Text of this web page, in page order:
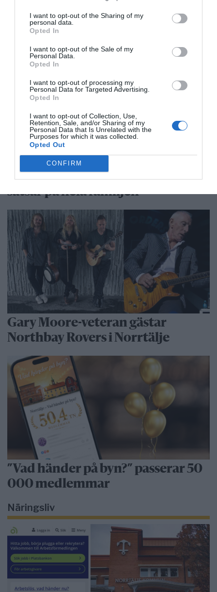
I want to opt-out of the Sharing of my
personal data.
Opted In
I want to opt-out of the Sale of my
Personal Data.
Opted In
I want to opt-out of processing my
Personal Data for Targeted Advertising.
Opted In
I want to opt-out of Collection, Use,
Retention, Sale, and/or Sharing of my
Personal Data that Is Unrelated with the
Purposes for which it was collected.
Opted Out
CONFIRM
Robert Beronius
Kultur/Nöje
Punkfestivalen Byskvaller växer –
satsar på hela familjen
Gary Moore-veteran gästar
Northbay Rovers i Norrtälje
”Vad händer på byn?” passerar 50
000 medlemmar
Näringsliv